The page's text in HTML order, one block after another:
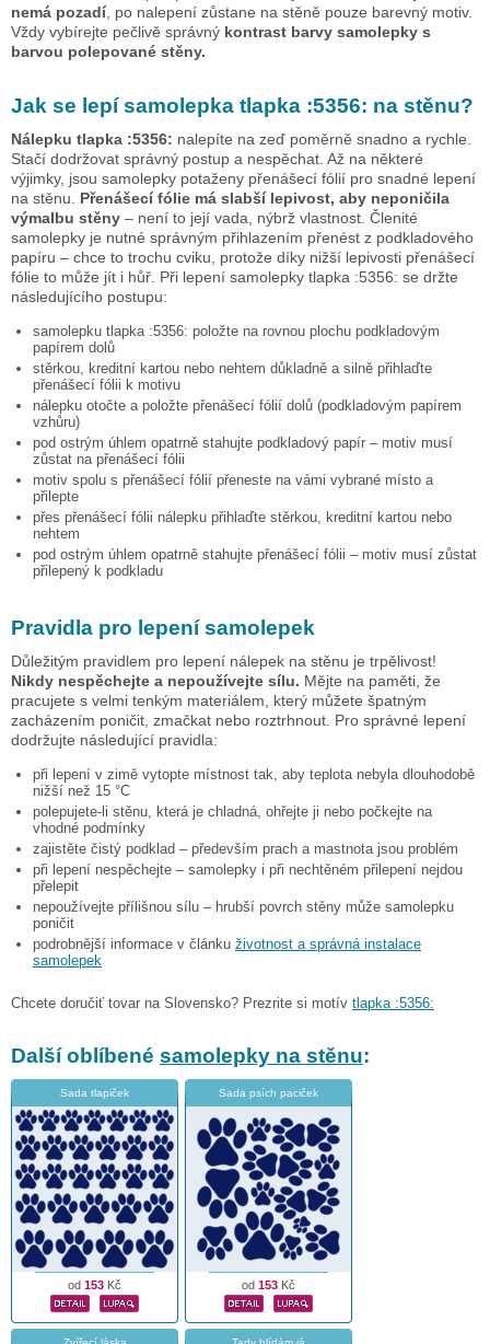
nemá pozadí, po nalepení zůstane na stěně pouze barevný motiv.
Vždy vybírejte pečlivě správný kontrast barvy samolepky s
barvou polepované stěny.
Jak se lepí samolepka tlapka :5356: na stěnu?
Nálepku tlapka :5356: nalepíte na zeď poměrně snadno a rychle.
Stačí dodržovat správný postup a nespěchat. Až na některé
výjimky, jsou samolepky potaženy přenášecí fólií pro snadné lepení
na stěnu. Přenášecí fólie má slabší lepivost, aby neponičila
výmalbu stěny – není to její vada, nýbrž vlastnost. Členité
samolepky je nutné správným přihlazením přenést z podkladového
papíru – chce to trochu cviku, protože díky nižší lepivosti přenášecí
fólie to může jít i hůř. Při lepení samolepky tlapka :5356: se držte
následujícího postupu:
samolepku tlapka :5356: položte na rovnou plochu podkladovým
papírem dolů
stěrkou, kreditní kartou nebo nehtem důkladně a silně přihlaďte
přenášecí fólii k motivu
nálepku otočte a položte přenášecí fólií dolů (podkladovým papírem
vzhůru)
pod ostrým úhlem opatrně stahujte podkladový papír – motiv musí
zůstat na přenášecí fólii
motiv spolu s přenášecí fólií přeneste na vámi vybrané místo a
přilepte
přes přenášecí fólii nálepku přihlaďte stěrkou, kreditní kartou nebo
nehtem
pod ostrým úhlem opatrně stahujte přenášecí fólii – motiv musí zůstat
přilepený k podkladu
Pravidla pro lepení samolepek
Důležitým pravidlem pro lepení nálepek na stěnu je trpělivost!
Nikdy nespěchejte a nepoužívejte sílu. Mějte na paměti, že
pracujete s velmi tenkým materiálem, který můžete špatným
zacházením poničit, zmačkat nebo roztrhnout. Pro správné lepení
dodržujte následující pravidla:
při lepení v zimě vytopte místnost tak, aby teplota nebyla dlouhodobě
nižší než 15 °C
polepujete-li stěnu, která je chladná, ohřejte ji nebo počkejte na
vhodné podmínky
zajistěte čistý podklad – především prach a mastnota jsou problém
při lepení nespěchejte – samolepky i při nechtěném přilepení nejdou
přelepit
nepoužívejte přílišnou sílu – hrubší povrch stěny může samolepku
poničit
podrobnější informace v článku životnost a správná instalace
samolepek
Chcete doručiť tovar na Slovensko? Prezrite si motív tlapka :5356:
Další oblíbené samolepky na stěnu:
Sada tlapiček
od 153 Kč
Sada psích paciček
od 153 Kč